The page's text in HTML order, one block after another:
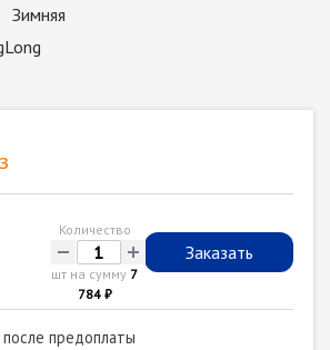
Зимняя
Количество
- +
шт на сумму 7
784 ₽
Заказать
предоплаты